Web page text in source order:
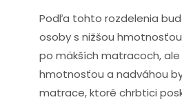
Podľa tohto rozdelenia
osoby s nižšou
po mäkších matracoch, ale
hmotnosťou a nadváhou
matrace, ktoré chrbtici